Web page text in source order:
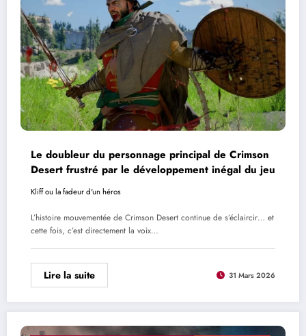
Le doubleur du personnage principal de Crimson
Desert frustré par le développement inégal du jeu
Kliff ou la fadeur d'un héros
L’histoire mouvementée de Crimson Desert continue de s’éclaircir… et
cette fois, c’est directement la voix…
Lire la suite 31 Mars 2026